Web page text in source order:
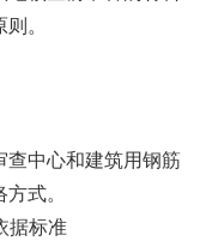
。
查中心和建筑用钢筋
式。
据标准